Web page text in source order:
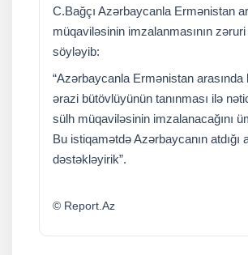
C.Bağçı Azərbaycanla Ermənistan
müqaviləsinin imzalanmasının
söyləyib:
“Azərbaycanla Ermənistan arasında
ərazi bütövlüyünün tanınması ilə
sülh müqaviləsinin imzalanacağını
Bu istiqamətdə Azərbaycanın atdığı
dəstəkləyirik”.
© Report.Az